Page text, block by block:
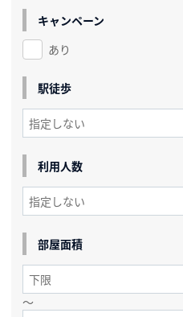
キャンペーン
あり
駅徒歩
利用人数
部屋面積
～